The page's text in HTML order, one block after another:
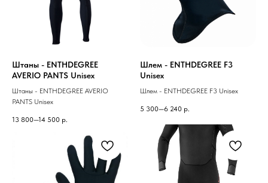
Штаны - ENTHDEGREE
AVERIO PANTS Unisex
Штаны - ENTHDEGREE AVERIO
PANTS Unisex
13 800—14 500 р.
Шлем - ENTHDEGREE F3
Unisex
Шлем - ENTHDEGREE F3 Unisex
5 300—6 240 р.